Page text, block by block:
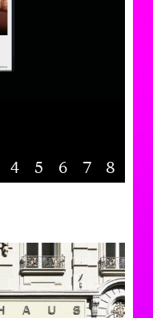
4 5 6 7 8